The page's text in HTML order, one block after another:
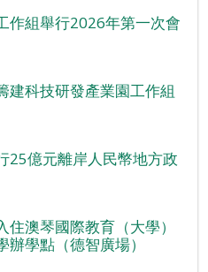
作組舉行2026年第一次會
建科技研發產業園工作組
25億元離岸人民幣地方政
澳琴國際教育（大學）
學點（德智廣場）